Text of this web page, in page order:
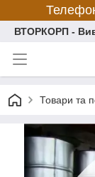
ВТОРКОРП -
Товари та